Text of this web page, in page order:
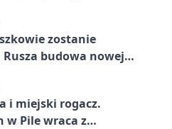
zostanie
budowa nowej
i miejski rogacz.
w Pile wraca z